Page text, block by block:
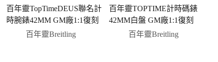
前或收到實拍照片後再支付；也可以一次性全額
付款，我們會在原有價格基礎上盡量幫您爭取更
方式，具體以當下說明為準。
百年靈TopTimeDEUS聯名計
時腕錶42MM GM廠1:1復刻
百年靈Breitling
百年靈TOPTIME計時碼錶
42MM白盤 GM廠1:1復刻
百年靈Breitling